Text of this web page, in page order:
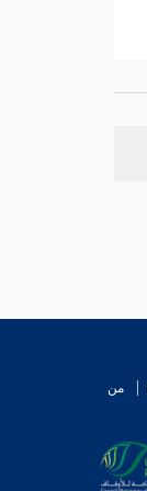
من